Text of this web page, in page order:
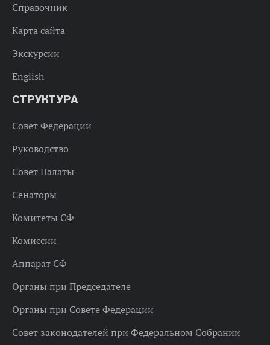
Справочник
Карта сайта
Экскурсии
English
СТРУКТУРА
Совет Федерации
Руководство
Совет Палаты
Сенаторы
Комитеты СФ
Комиссии
Аппарат СФ
Органы при Председателе
Органы при Совете Федерации
Совет законодателей при Федеральном Собрании